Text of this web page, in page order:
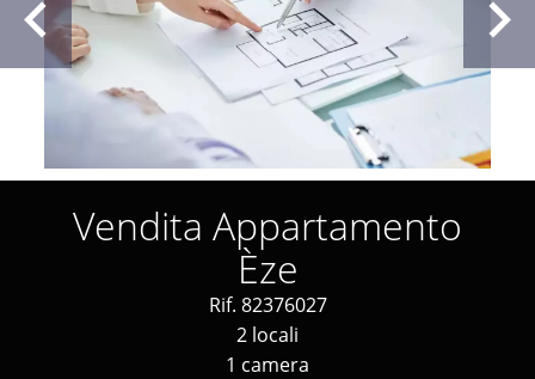
Vendita Appartamento
Èze
Rif. 82376027
2 locali
1 camera